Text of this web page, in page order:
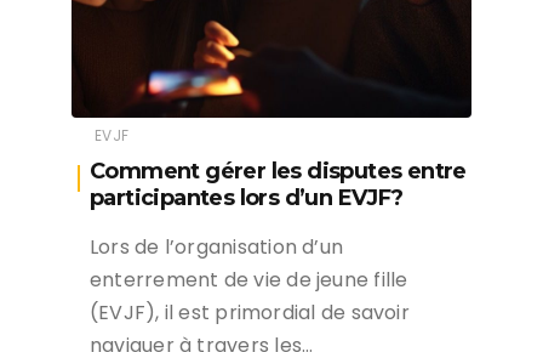
EVJF
Comment gérer les disputes entre
participantes lors d’un EVJF?
Lors de l’organisation d’un
enterrement de vie de jeune fille
(EVJF), il est primordial de savoir
naviguer à travers les…